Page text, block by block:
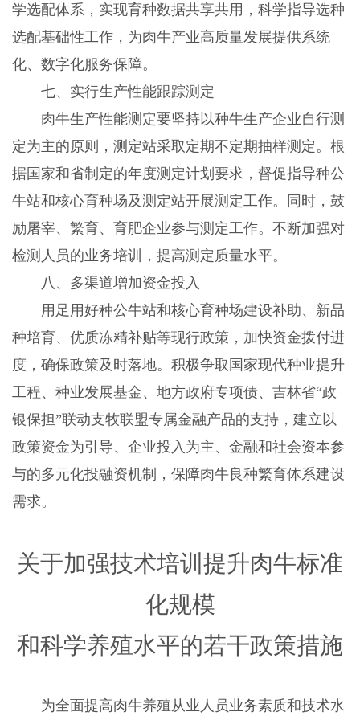
学选配体系，实现育种数据共享共用，科学指导选种
选配基础性工作，为肉牛产业高质量发展提供系统
化、数字化服务保障。
七、实行生产性能跟踪测定
肉牛生产性能测定要坚持以种牛生产企业自行测
定为主的原则，测定站采取定期不定期抽样测定。根
据国家和省制定的年度测定计划要求，督促指导种公
牛站和核心育种场及测定站开展测定工作。同时，鼓
励屠宰、繁育、育肥企业参与测定工作。不断加强对
检测人员的业务培训，提高测定质量水平。
八、多渠道增加资金投入
用足用好种公牛站和核心育种场建设补助、新品
种培育、优质冻精补贴等现行政策，加快资金拨付进
度，确保政策及时落地。积极争取国家现代种业提升
工程、种业发展基金、地方政府专项债、吉林省“政
银保担”联动支牧联盟专属金融产品的支持，建立以
政策资金为引导、企业投入为主、金融和社会资本参
与的多元化投融资机制，保障肉牛良种繁育体系建设
需求。
关于加强技术培训提升肉牛标准
化规模
和科学养殖水平的若干政策措施
为全面提高肉牛养殖从业人员业务素质和技术水